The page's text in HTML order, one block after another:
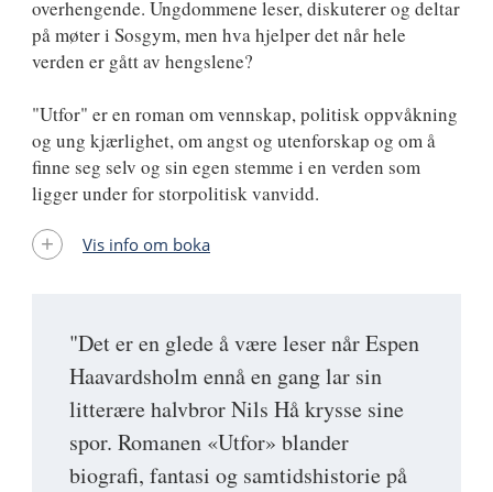
"Det er en glede å være leser når Espen
Haavardsholm ennå en gang lar sin
litterære halvbror Nils Hå krysse sine
spor. Romanen «Utfor» blander
biografi, fantasi og samtidshistorie på
overhengende. Ungdommene leser, diskuterer og deltar
på møter i Sosgym, men hva hjelper det når hele
verden er gått av hengslene?
"Utfor" er en roman om vennskap, politisk oppvåkning
og ung kjærlighet, om angst og utenforskap og om å
finne seg selv og sin egen stemme i en verden som
ligger under for storpolitisk vanvidd.
Vis info om boka